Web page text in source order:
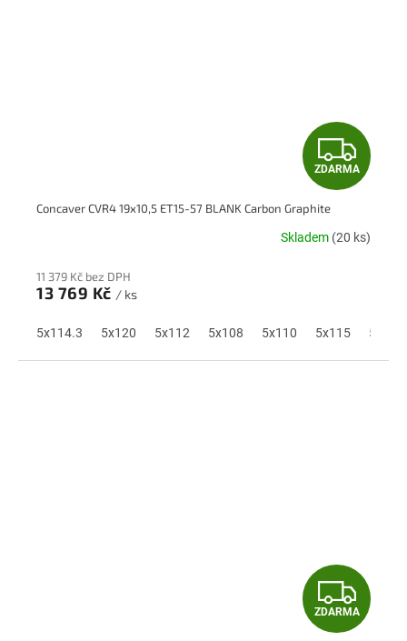
Z
D
A
A
ZDARMA
Concaver CVR4 19x10,5 ET15-57 BLANK Carbon Graphite
Skladem (20 ks)
11 379 Kč bez DPH
13 769 Kč / ks
5x114.3 5x120 5x112 5x108 5x110 5x115 5x118
Z
D
ZDARMA